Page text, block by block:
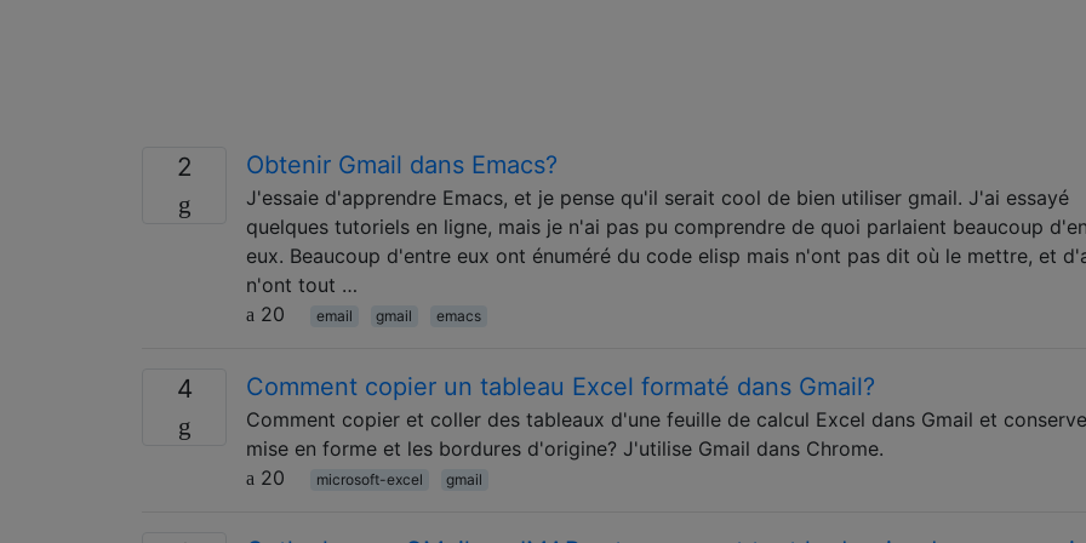
2 Obtenir Gmail dans Emacs?
J'essaie d'apprendre Emacs, et je pense qu'il serait cool de bien utiliser gmail. J'ai essayé
quelques tutoriels en ligne, mais je n'ai pas pu comprendre de quoi parlaient beaucoup
eux. Beaucoup d'entre eux ont énuméré du code elisp mais n'ont pas dit où le mettre, et
n'ont tout …
20
email gmail emacs
4 Comment copier un tableau Excel formaté dans Gmail?
Comment copier et coller des tableaux d'une feuille de calcul Excel dans Gmail et
mise en forme et les bordures d'origine? J'utilise Gmail dans Chrome.
20
microsoft-excel gmail